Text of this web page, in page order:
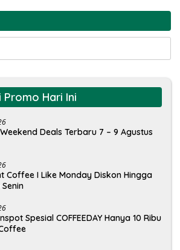
Hari Ini
Deals Terbaru 7 – 9 Agustus
Coffee I Like Monday Diskon Hingga
Spesial COFFEEDAY Hanya 10 Ribu